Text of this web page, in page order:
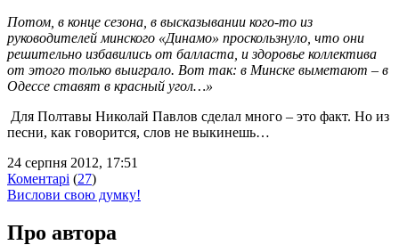
Потом, в конце сезона, в высказывании кого-то из
руководителей минского «Динамо» проскользнуло, что они
решительно избавились от балласта, и здоровье коллектива
от этого только выиграло. Вот так: в Минске выметают – в
Одессе ставят в красный угол…»
Для Полтавы Николай Павлов сделал много – это факт. Но из
песни, как говорится, слов не выкинешь…
24 серпня 2012, 17:51
Коментарі (27)
Вислови свою думку!
Про автора